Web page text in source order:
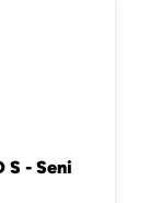
S - Seni